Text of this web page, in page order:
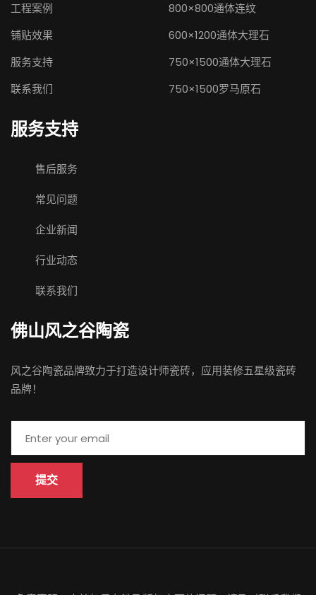
工程案例
铺贴效果
服务支持
联系我们
800×800通体连纹
600×1200通体大理石
750×1500通体大理石
750×1500罗马原石
服务支持
售后服务
常见问题
企业新闻
行业动态
联系我们
佛山 风之谷陶瓷
风之谷陶瓷品牌致力于打造设计师瓷砖，应用装修五星级瓷砖
品牌！
提交